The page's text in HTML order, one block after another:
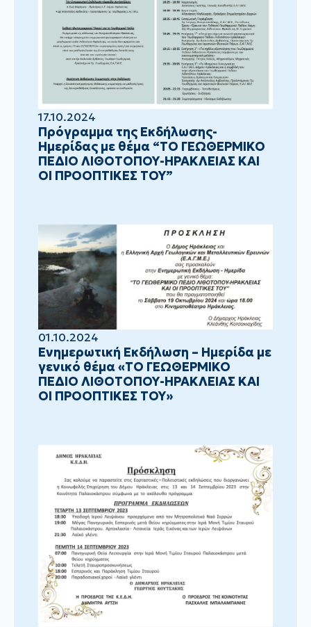
17.10.2024
Πρόγραμμα της Εκδήλωσης-
Ημερίδας με θέμα “ΤΟ ΓΕΩΘΕΡΜΙΚΟ
ΠΕΔΙΟ ΛΙΘΟΤΟΠΟΥ-ΗΡΑΚΛΕΙΑΣ ΚΑΙ
ΟΙ ΠΡΟΟΠΤΙΚΕΣ ΤΟΥ”
01.10.2024
Ενημερωτική Εκδήλωση – Ημερίδα με
γενικό θέμα «ΤΟ ΓΕΩΘΕΡΜΙΚΟ
ΠΕΔΙΟ ΛΙΘΟΤΟΠΟΥ-ΗΡΑΚΛΕΙΑΣ ΚΑΙ
ΟΙ ΠΡΟΟΠΤΙΚΕΣ ΤΟΥ»